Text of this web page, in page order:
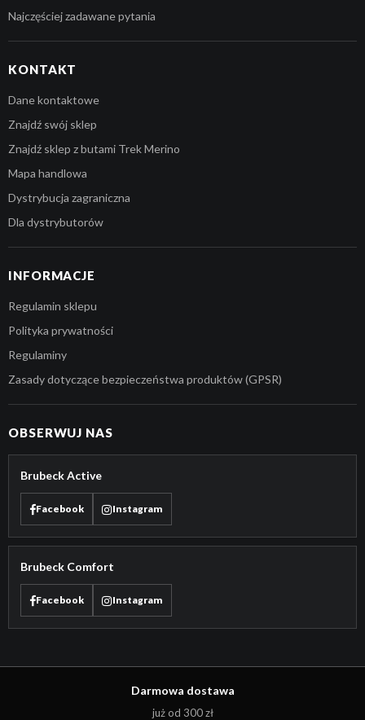
Najczęściej zadawane pytania
KONTAKT
Dane kontaktowe
Znajdź swój sklep
Znajdź sklep z butami Trek Merino
Mapa handlowa
Dystrybucja zagraniczna
Dla dystrybutorów
INFORMACJE
Regulamin sklepu
Polityka prywatności
Regulaminy
Zasady dotyczące bezpieczeństwa produktów (GPSR)
OBSERWUJ NAS
Brubeck Active
Facebook Instagram
Brubeck Comfort
Facebook Instagram
Darmowa dostawa
już od 300 zł